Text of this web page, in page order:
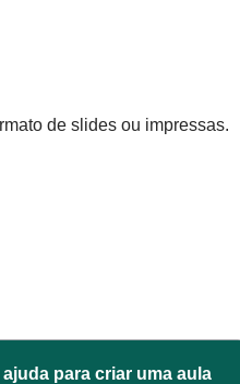
de slides ou impressas.
ajuda para criar uma aula